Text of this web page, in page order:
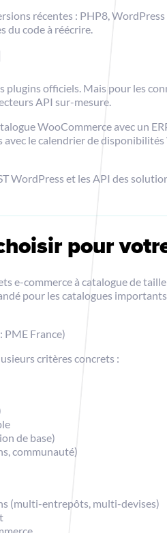
récentes : PHP8,
du code à réécrire.
plugins officiels. Mais pour les
API sur-mesure.
WooCommerce avec un
le calendrier de
WordPress et les API des
pour
e-commerce à catalogue de
pour les catalogues
PME France)
critères concrets :
de base)
communauté)
(multi-entrepôts, multi-devises)